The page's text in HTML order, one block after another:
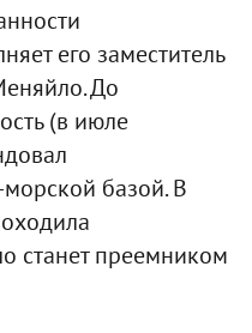
его заместитель
До
(в июле
базой. В
станет преемником